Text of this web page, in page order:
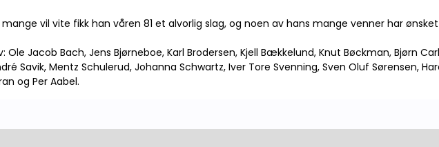
mange vil vite fikk han våren 81 et alvorlig slag, og noen av hans mange venner har
Jacob Bach, Jens Bjørneboe, Karl Brodersen, Kjell Bækkelund, Knut Bøckman, Bjørn
Savik, Mentz Schulerud, Johanna Schwartz, Iver Tore Svenning, Sven Oluf Sørensen,
og Per Aabel.